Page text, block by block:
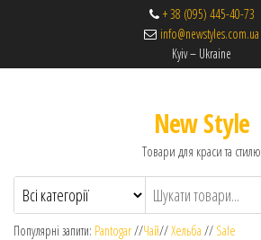
+ 38 (095) 445-40-73
info@newstyles.com.ua
Kyiv – Ukraine
New Style
Товари для краси та стилю
Популярні запити: Pantogar//Чай//Хельба // Sale